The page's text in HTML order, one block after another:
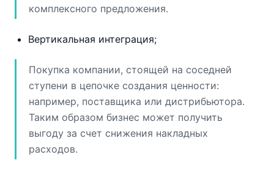
комплексного предложения.
Вертикальная интеграция;
Покупка компании, стоящей на соседней
ступени в цепочке создания ценности:
например, поставщика или дистрибьютора.
Таким образом бизнес может получить
выгоду за счет снижения накладных
расходов.